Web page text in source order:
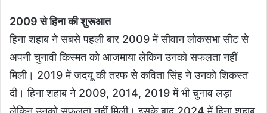
2009 से हिना की शुरूआत
हिना शहाब ने सबसे पहली बार 2009 में सीवान लोकसभा सीट से
अपनी चुनावी किस्मत को आजमाया लेकिन उनको सफलता नहीं
मिली। 2019 में जदयू की तरफ से कविता सिंह ने उनको शिकस्त
दी। हिना शहाब ने 2009, 2014, 2019 में भी चुनाव लड़ा